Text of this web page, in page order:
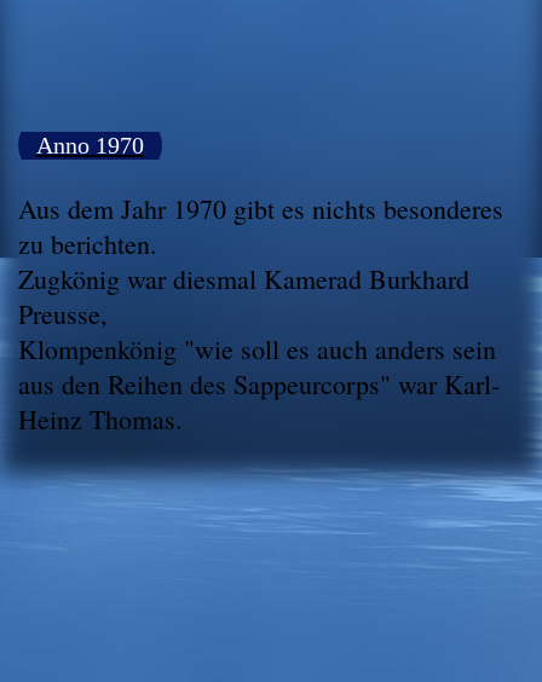
Anno 1970
Aus dem Jahr 1970 gibt es nichts besonderes
zu berichten.
Zugkönig war diesmal Kamerad Burkhard
Preusse,
Klompenkönig "wie soll es auch anders sein
aus den Reihen des Sappeurcorps" war Karl-
Heinz Thomas.